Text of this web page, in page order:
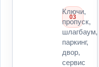
03
Ключи,
пропуск,
шлагбаум,
паркинг,
двор,
сервис